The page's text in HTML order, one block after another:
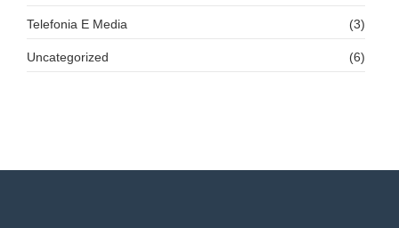
Telefonia E Media (3)
Uncategorized (6)